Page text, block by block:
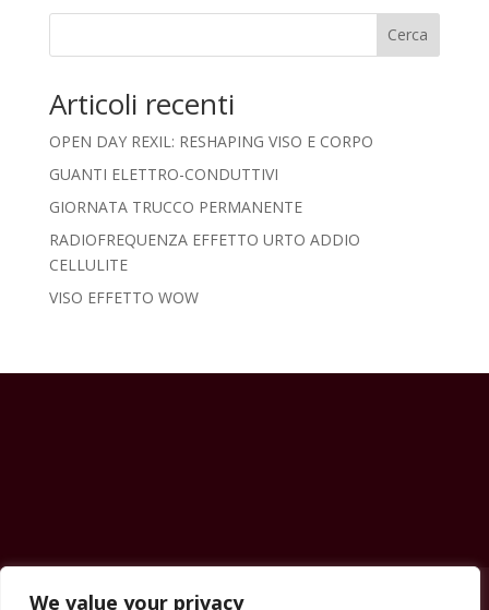
We value your privacy
Cerca
Articoli recenti
OPEN DAY REXIL: RESHAPING VISO E CORPO
GUANTI ELETTRO-CONDUTTIVI
GIORNATA TRUCCO PERMANENTE
RADIOFREQUENZA EFFETTO URTO ADDIO
CELLULITE
VISO EFFETTO WOW
Contatti News & Eventi